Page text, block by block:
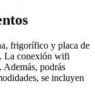
frigorífico y placa de
La conexión wifi
Además, podrás
se incluyen